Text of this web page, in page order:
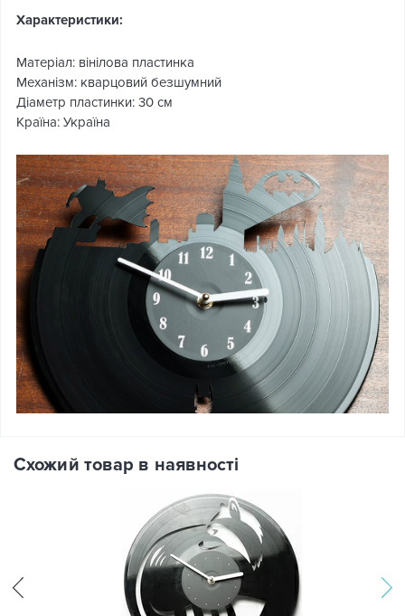
Характеристики:
Матеріал: вінілова пластинка
Механізм: кварцовий безшумний
Діаметр пластинки: 30 см
Країна: Україна
Схожий товар в наявності